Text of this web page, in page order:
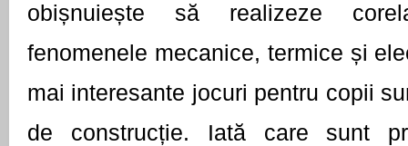
obișnuiește să realizeze
fenomenele mecanice, termice și
mai interesante jocuri pentru copii
de construcție. Iată care sunt